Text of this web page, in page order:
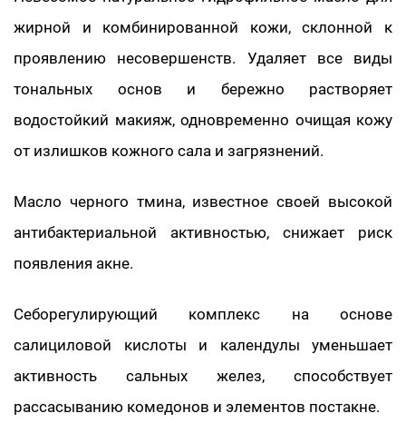
жирной и комбинированной кожи, склонной к
проявлению несовершенств. Удаляет все виды
тональных основ и бережно растворяет
водостойкий макияж, одновременно очищая кожу
от излишков кожного сала и загрязнений.
Масло черного тмина, известное своей высокой
антибактериальной активностью, снижает риск
появления акне.
Себорегулирующий комплекс на основе
салициловой кислоты и календулы уменьшает
активность сальных желез, способствует
рассасыванию комедонов и элементов постакне.